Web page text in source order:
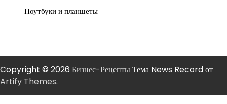
Ноутбуки и планшеты
Copyright © 2026 Бизнес-РецептыТема News Record от
Artify Themes.